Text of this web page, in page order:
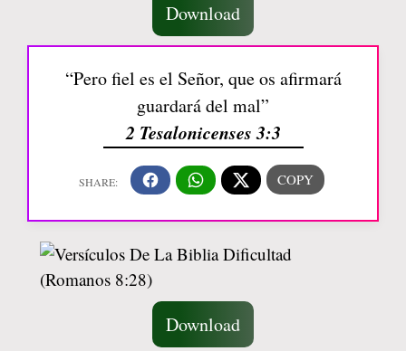
Download
“Pero fiel es el Señor, que os afirmará
guardará del mal”
2 Tesalonicenses 3:3
Download